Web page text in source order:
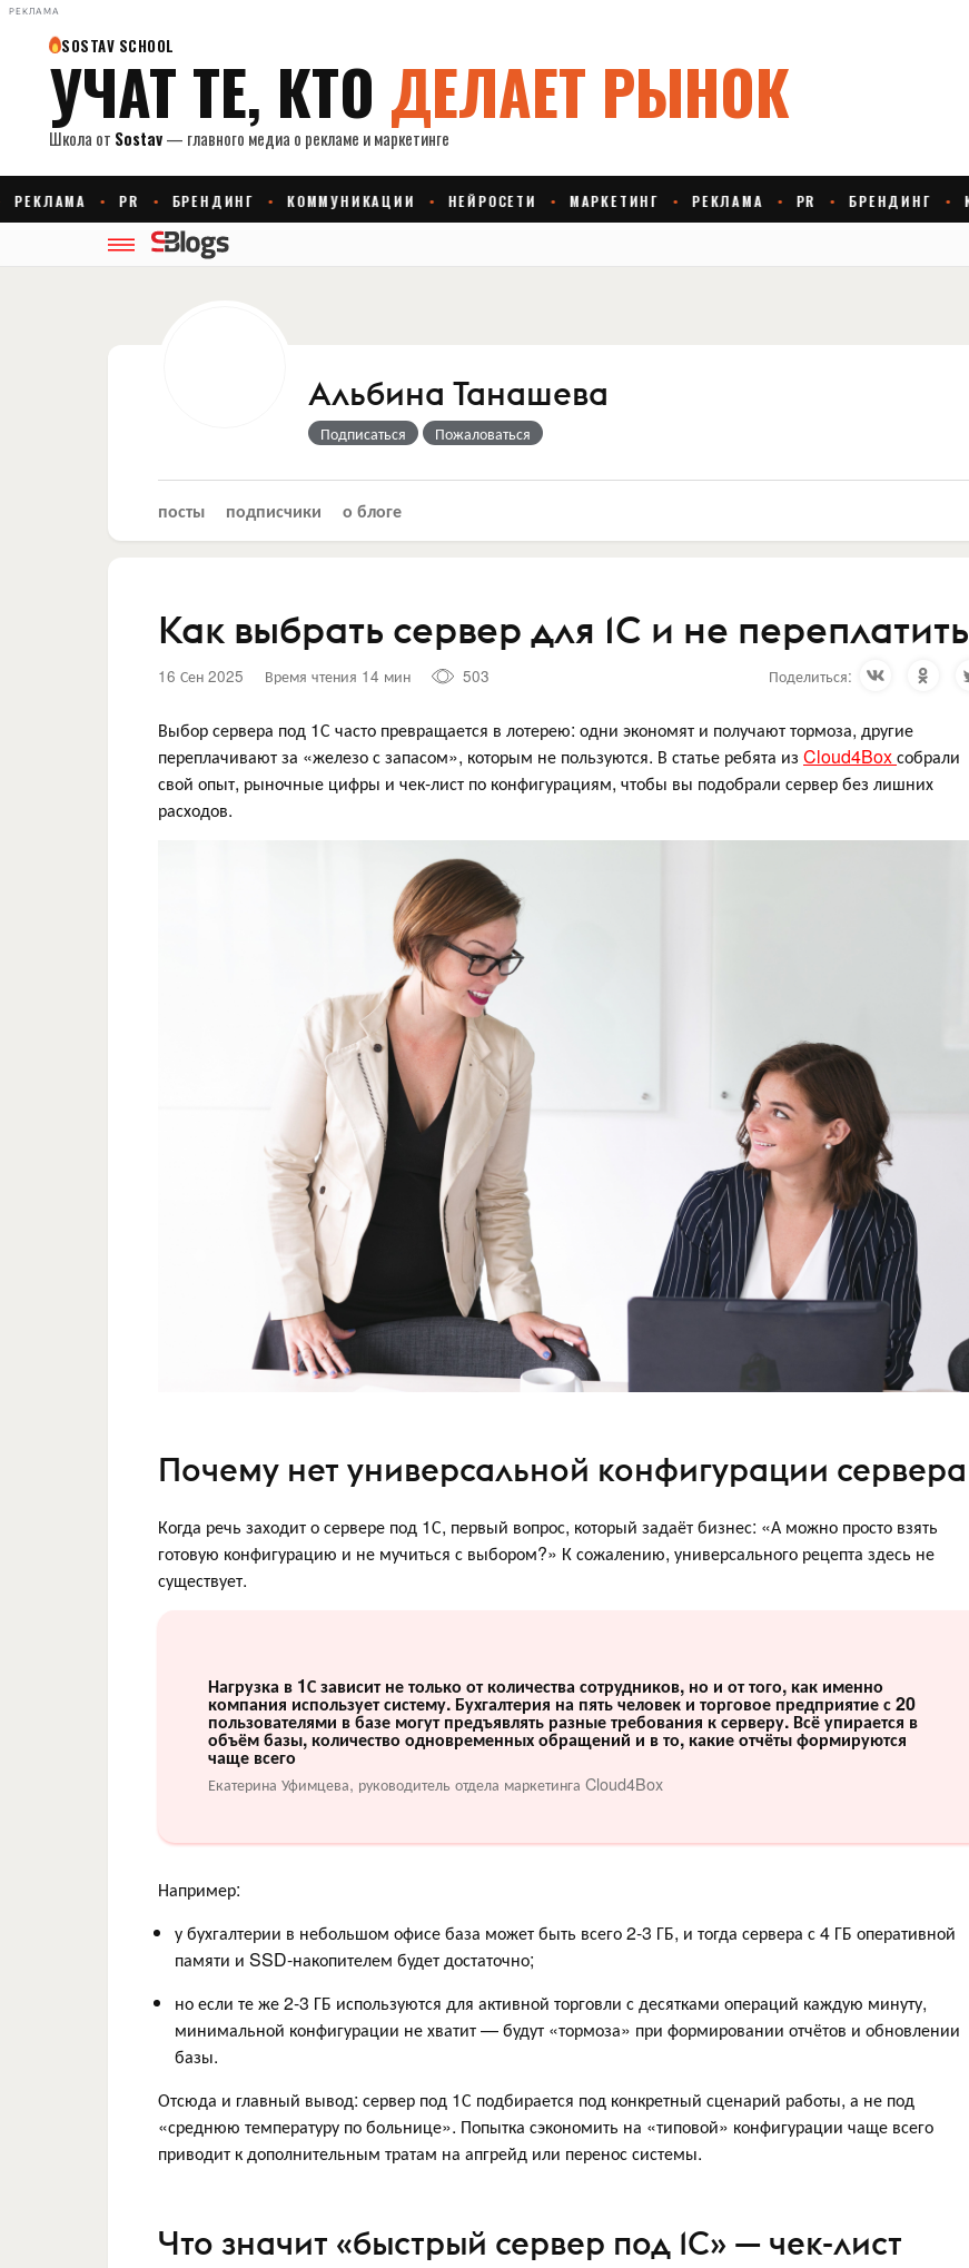
РЕКЛАМА
Альбина Танашева
Подписаться Пожаловаться
посты подписчики о блоге
Как выбрать сервер для 1С и не переплатить
16 Сен 2025 Время чтения 14 мин 503 Поделиться:
Выбор сервера под 1С часто превращается в лотерею: одни экономят и получают тормоза, другие
переплачивают за «железо с запасом», которым не пользуются. В статье ребята из Cloud4Boxсобрали
свой опыт, рыночные цифры и чек-лист по конфигурациям, чтобы вы подобрали сервер без лишних
расходов.
Почему нет универсальной конфигурации сервера
Когда речь заходит о сервере под 1С, первый вопрос, который задаёт бизнес: «А можно просто взять
готовую конфигурацию и не мучиться с выбором?» К сожалению, универсального рецепта здесь не
существует.
Нагрузка в 1С зависит не только от количества сотрудников, но и от того, как именно
компания использует систему. Бухгалтерия на пять человек и торговое предприятие с 20
пользователями в базе могут предъявлять разные требования к серверу. Всё упирается в
объём базы, количество одновременных обращений и в то, какие отчёты формируются
чаще всего
Екатерина Уфимцева, руководитель отдела маркетинга Cloud4Box
Например:
у бухгалтерии в небольшом офисе база может быть всего 2-3 ГБ, и тогда сервера с 4 ГБ оперативной
памяти и SSD-накопителем будет достаточно;
но если те же 2-3 ГБ используются для активной торговли с десятками операций каждую минуту,
минимальной конфигурации не хватит — будут «тормоза» при формировании отчётов и обновлении
базы.
Отсюда и главный вывод: сервер под 1С подбирается под конкретный сценарий работы, а не под
«среднюю температуру по больнице». Попытка сэкономить на «типовой» конфигурации чаще всего
приводит к дополнительным тратам на апгрейд или перенос системы.
Что значит «быстрый сервер под 1С» — чек-лист